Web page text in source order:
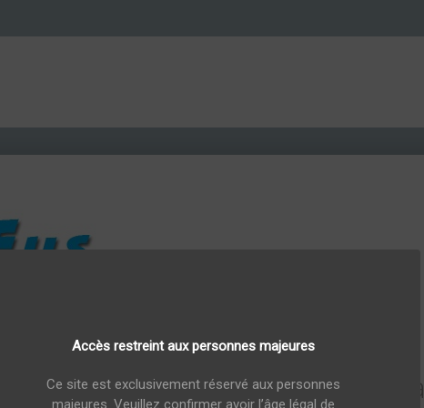
Accès restreint aux personnes majeures
Ce site est exclusivement réservé aux personnes
majeures. Veuillez confirmer avoir l’âge légal de
Carafe Single Malt de la Montagne de Reims Louvois Finition Sauternes 43°
Carafe Single